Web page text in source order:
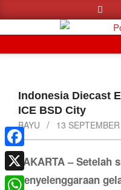
to
content
MenuIndonesia Diecast
ICE BSD City
BAYU
13
JAKARTA – Setelah
penyelenggaraan
Facebook
X